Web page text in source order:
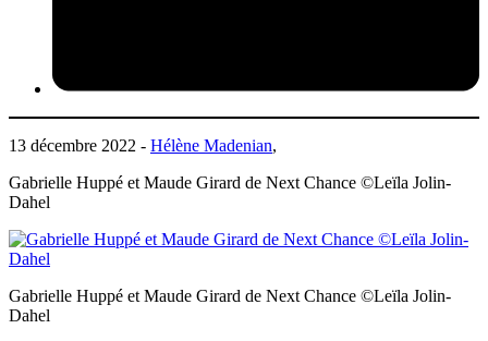
13 décembre 2022 - Hélène Madenian,
Gabrielle Huppé et Maude Girard de Next Chance ©Leïla Jolin-
Dahel
Gabrielle Huppé et Maude Girard de Next Chance ©Leïla Jolin-
Dahel